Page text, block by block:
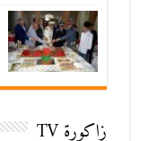
زاكورة TV